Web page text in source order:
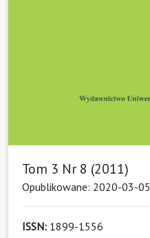
Tom 3 Nr 8 (2011)
Opublikowane: 2020-03-05
ISSN: 1899-1556